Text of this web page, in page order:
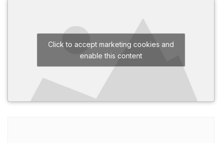
Click to accept marketing cookies and
enable this content